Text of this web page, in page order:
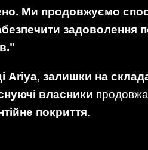
Ми продовжуємо
задоволення
Ariya, залишки на
власники
покриття.